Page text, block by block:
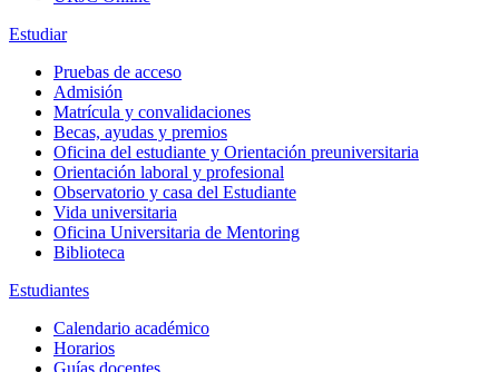
Estudiar
Pruebas de acceso
Admisión
Matrícula y convalidaciones
Becas, ayudas y premios
Oficina del estudiante y Orientación preuniversitaria
Orientación laboral y profesional
Observatorio y casa del Estudiante
Vida universitaria
Oficina Universitaria de Mentoring
Biblioteca
Estudiantes
Calendario académico
Horarios
Guías docentes